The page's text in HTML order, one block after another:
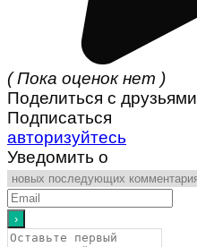
( Пока оценок нет )
Поделиться с друзьями
Подписаться
авторизуйтесь
Уведомить о